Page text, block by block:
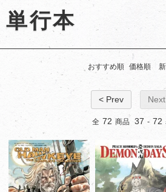
単行本
おすすめ順 価格順
< Prev
全 72 商品 37 - 72